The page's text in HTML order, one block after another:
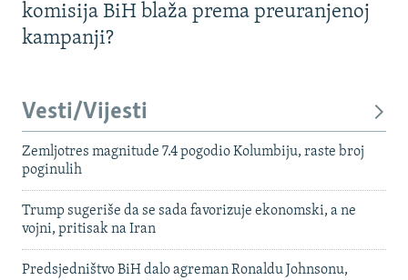
komisija BiH blaža prema preuranjenoj
kampanji?
Vesti/Vijesti
Zemljotres magnitude 7.4 pogodio Kolumbiju, raste broj
poginulih
Trump sugeriše da se sada favorizuje ekonomski, a ne
vojni, pritisak na Iran
Predsjedništvo BiH dalo agreman Ronaldu Johnsonu,